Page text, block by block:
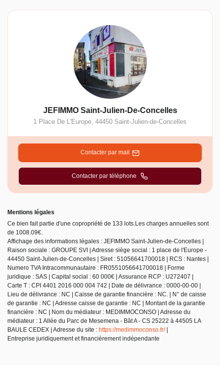
JEFIMMO Saint-Julien-De-Concelles
1 Place De L'Europe, 44450 Saint-Julien-de-Concelles
Contacter par mail
Contacter par téléphone
Mentions légales
Ce bien fait partie d'une copropriété de 133 lots.Les charges annuelles sont
de 1008.09€.
Affichage des informations légales : JEFIMMO Saint-Julien-de-Concelles |
Raison sociale : GROUPE SVI | Adresse siège social : 1 place de l'Europe -
44450 Saint-Julien-de-Concelles | Siret : 51056641700018 | RCS : Nantes |
Numero TVA Intracommunautaire : FR0551056641700018 | Forme
juridique : SAS | Capital social : 60 000€ | Assurance RCP : U272407 |
Carte T : CPI 4401 2016 000 004 742 | Date de délivrance : 0000-00-00 |
Lieu de délivrance : NC | Caisse de garantie financière : NC. | N° de caisse
de garantie : NC | Adresse caisse de garantie : NC | Montant de la garantie
financière : NC | Nom du médiateur : MEDIMMOCONSO | Adresse du
médiateur : 1 Allée du Parc de Mesemena - Bât A - CS 25222 à 44505 LA
BAULE CEDEX | Adresse du site : https://medimmoconso.fr/|
Entreprise juridiquement et financièrement indépendante